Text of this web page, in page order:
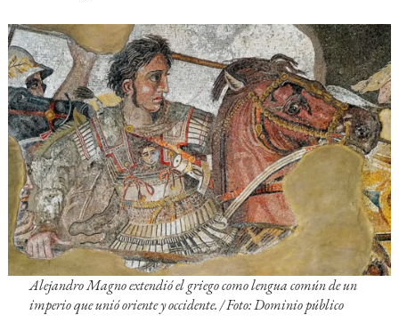
Alejandro Magno extendió el griego como lengua común de un
imperio que unió oriente y occidente. / Foto: Dominio público